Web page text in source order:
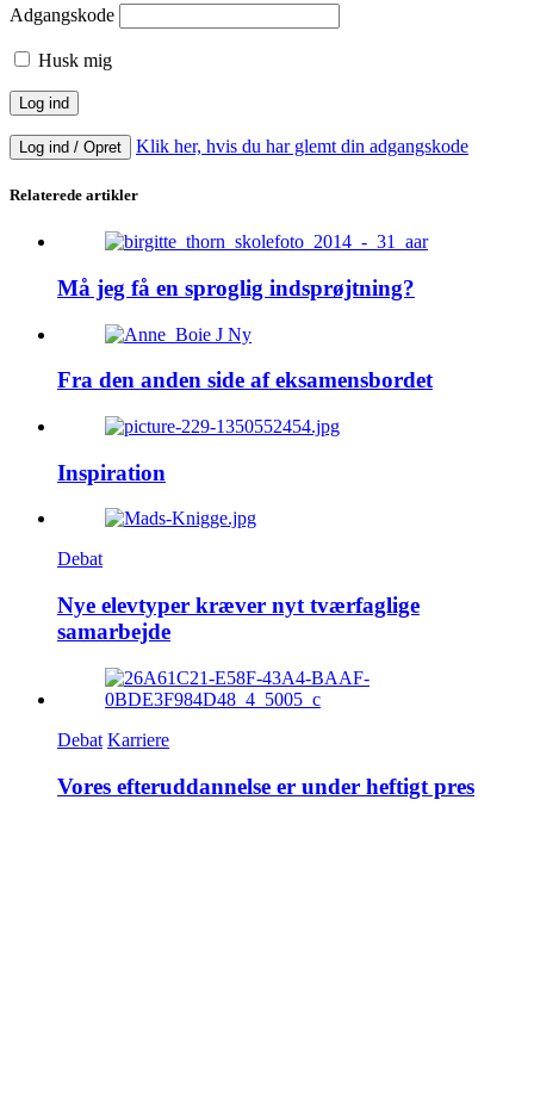
Adgangskode
Husk mig
Log ind / Opret Klik her, hvis du har glemt din adgangskode
Relaterede artikler
Må jeg få en sproglig indsprøjtning?
Fra den anden side af eksamensbordet
Inspiration
Debat
Nye elevtyper kræver nyt tværfaglige
samarbejde
Debat Karriere
Vores efteruddannelse er under heftigt pres